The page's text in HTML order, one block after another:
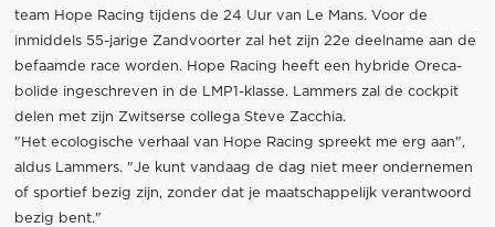
team Hope Racing tijdens de 24 Uur van Le Mans. Voor de
inmiddels 55-jarige Zandvoorter zal het zijn 22e deelname aan de
befaamde race worden. Hope Racing heeft een hybride Oreca-
bolide ingeschreven in de LMP1-klasse. Lammers zal de cockpit
delen met zijn Zwitserse collega Steve Zacchia.
"Het ecologische verhaal van Hope Racing spreekt me erg aan",
aldus Lammers. "Je kunt vandaag de dag niet meer ondernemen
of sportief bezig zijn, zonder dat je maatschappelijk verantwoord
bezig bent."